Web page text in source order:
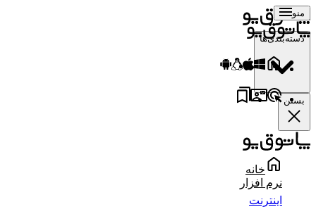
منو
دسته‌بندی‌ها
بستن
خانه
نرم افزار
اینترنت